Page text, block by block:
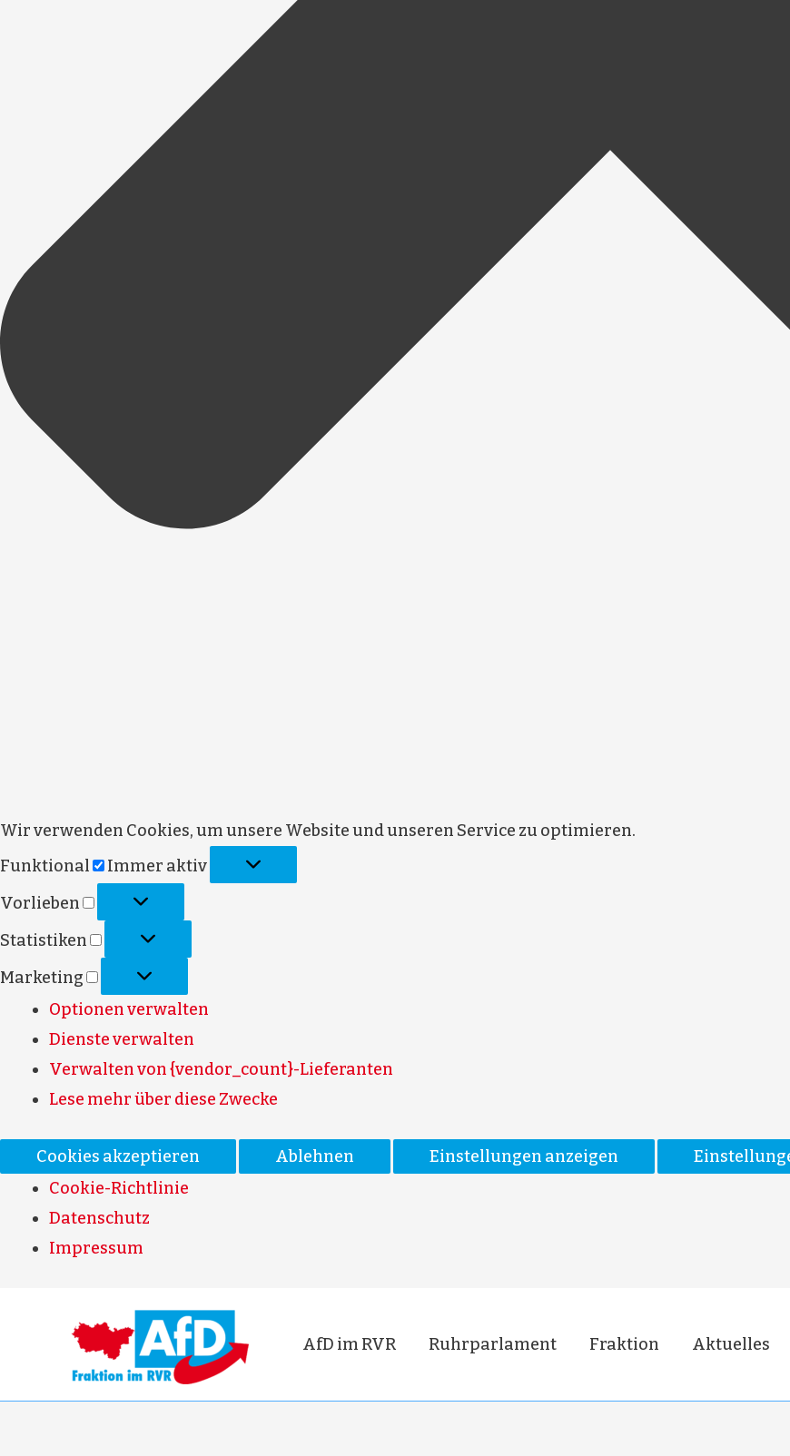
Wir verwenden Cookies, um unsere Website und unseren Service zu optimieren.
Funktional
Immer aktiv
Vorlieben
Statistiken
Marketing
Optionen verwalten
Dienste verwalten
Verwalten von {vendor_count}-Lieferanten
Lese mehr über diese Zwecke
Cookies akzeptieren Ablehnen Einstellungen anzeigen
Cookie-Richtlinie
Datenschutz
Impressum
AfD im RVR Ruhrparlament Fraktion Aktuelles